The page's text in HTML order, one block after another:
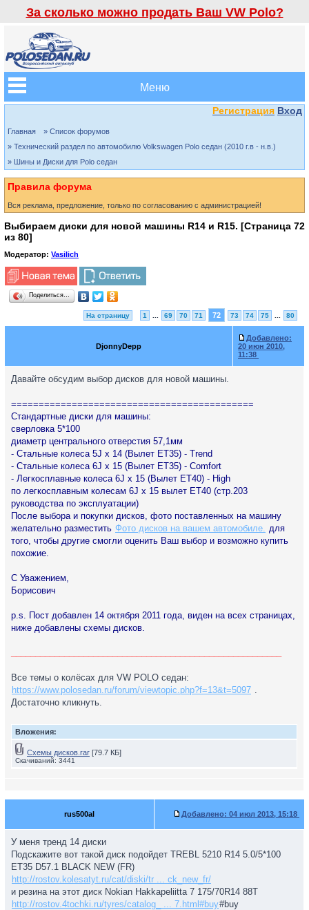
За сколько можно продать Ваш VW Polo?
Меню
Регистрация Вход
Главная
» Список форумов
» Технический раздел по автомобилю Volkswagen Polo седан (2010 г.в - н.в.)
» Шины и Диски для Polo седан
Правила форума
Вся реклама, предложение, только по согласованию с администрацией!
Выбираем диски для новой машины R14 и R15. [Страница 72
из 80]
Модератор: Vasilich
Поделиться…
На страницу 1 69 70 71 72 73 74 75 80
DjonnyDepp
Добавлено:
20 июн 2010,
11:38
Давайте обсудим выбор дисков для новой машины.
============================================
Стандартные диски для машины:
сверловка 5*100
диаметр центрального отверстия 57,1мм
- Стальные колеса 5J x 14 (Вылет ЕТ35) - Trend
- Стальные колеса 6J x 15 (Вылет ЕТ35) - Comfort
- Легкосплавные колеса 6J x 15 (Вылет ЕТ40) - High
по легкосплавным колесам 6J x 15 вылет ЕТ40 (стр.203
руководства по эксплуатации)
После выбора и покупки дисков, фото поставленных на машину
желательно разместить Фото дисков на вашем автомобиле. для
того, чтобы другие смогли оценить Ваш выбор и возможно купить
похожие.
С Уважением,
Борисович
p.s. Пост добавлен 14 октября 2011 года, виден на всех страницах,
ниже добавлены схемы дисков.
Все темы о колёсах для VW POLO седан:
https://www.polosedan.ru/forum/viewtopic.php?f=13&t=5097 .
Достаточно кликнуть.
Вложения:
Схемы дисков.rar [79.7 КБ]
Скачиваний: 3441
rus500al Добавлено: 04 июл 2013, 15:18
У меня тренд 14 диски
Подскажите вот такой диск подойдет TREBL 5210 R14 5.0/5*100
ЕТ35 D57.1 BLACK NEW (FR)
http://rostov.kolesatyt.ru/cat/diski/tr ... ck_new_fr/
и резина на этот диск Nokian Hakkapeliitta 7 175/70R14 88T
http://rostov.4tochki.ru/tyres/catalog_ ... 7.html#buy#buy